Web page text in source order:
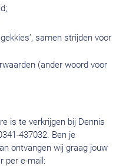
samen strijden voor
(ander woord voor
is te verkrijgen bij Dennis
437032. Ben je
ontvangen wij graag jouw
per e-mail: